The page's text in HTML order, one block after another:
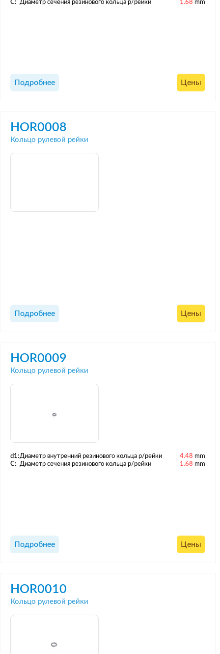
C:
Диаметр сечения резинового кольца р/рейки 1.68 mm
Подробнее Цены
HOR0008
Кольцо рулевой рейки
Подробнее Цены
HOR0009
Кольцо рулевой рейки
d1:Диаметр внутренний резинового кольца р/рейки 4.48 mm
C:
Диаметр сечения резинового кольца р/рейки 1.68 mm
Подробнее Цены
HOR0010
Кольцо рулевой рейки